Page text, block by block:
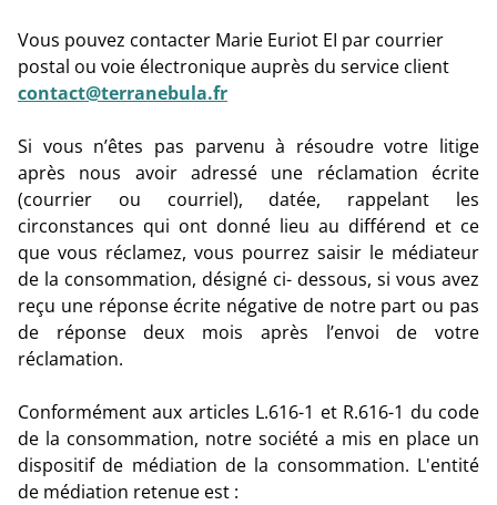
Vous pouvez contacter Marie Euriot EI par courrier
postal ou voie électronique auprès du service client
contact@terranebula.fr
Si vous n’êtes pas parvenu à résoudre votre litige
après nous avoir adressé une réclamation écrite
(courrier ou courriel), datée, rappelant les
circonstances qui ont donné lieu au différend et ce
que vous réclamez, vous pourrez saisir le médiateur
de la consommation, désigné ci- dessous, si vous avez
reçu une réponse écrite négative de notre part ou pas
de réponse deux mois après l’envoi de votre
réclamation.
Conformément aux articles L.616-1 et R.616-1 du code
de la consommation, notre société a mis en place un
dispositif de médiation de la consommation. L'entité
de médiation retenue est :